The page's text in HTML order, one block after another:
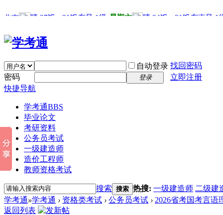
自动登录 找回密码
密码
登录
立即注册
快捷导航
学考通BBS
毕业论文
考研资料
公务员考试
一级建造师
造价工程师
教师资格考试
搜索 搜索 热搜: 一级建造师 二级建
学考通»学考通 › 资格类考试 › 公务员考试 › 2026省考国考言语
返回列表